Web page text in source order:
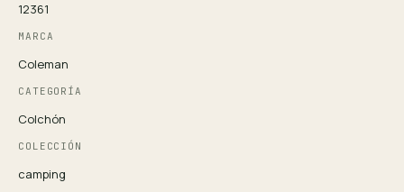
12361
MARCA
Coleman
CATEGORÍA
Colchón
COLECCIÓN
camping